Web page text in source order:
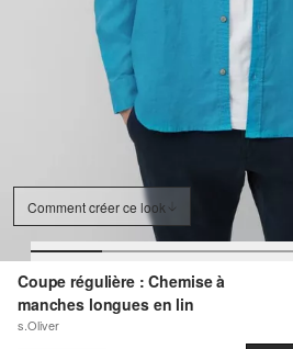
Comment créer ce look
Coupe régulière : Chemise à
manches longues en lin
s.Oliver